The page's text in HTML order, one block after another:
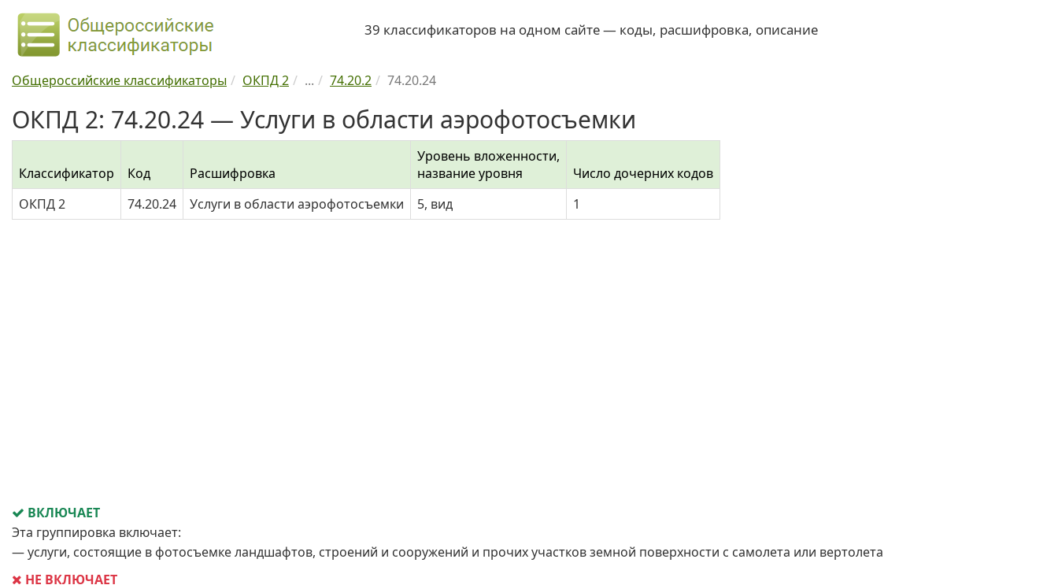
39 классификаторов на одном сайте — коды, расшифровка, описание
Общероссийские классификаторы ОКПД 2 ... 74.20.2 74.20.24
ОКПД 2: 74.20.24 — Услуги в области аэрофотосъемки
Классификатор Код Расшифровка
Уровень вложенности,
название уровня
Число дочерних кодов
ОКПД 2
74.20.24 Услуги в области аэрофотосъемки 5, вид 1
ВКЛЮЧАЕТ
Эта группировка включает:
— услуги, состоящие в фотосъемке ландшафтов, строений и сооружений и прочих участков земной поверхности с самолета или вертолета
НЕ ВКЛЮЧАЕТ